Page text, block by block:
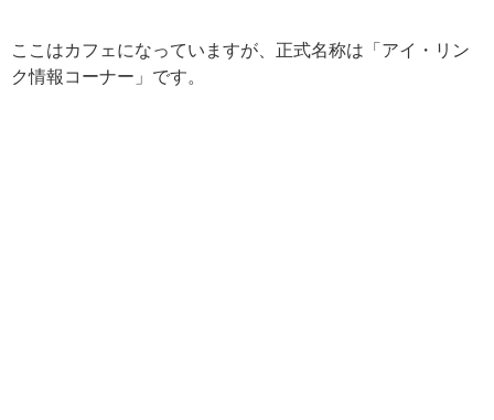
ここはカフェになっていますが、正式名称は「アイ・リン
ク情報コーナー」です。